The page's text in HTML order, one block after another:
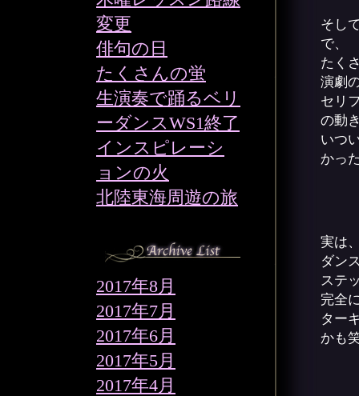
変更
俳句の日
たくさんの蛍
生演奏で踊るベリ
ーダンスWS1終了
インスピレーシ
ョンの火
北陸東海周遊の旅
2017年8月
2017年7月
2017年6月
2017年5月
2017年4月
そし
で、
たく
演劇
セリ
の動
いつ
かっ
実は
ダン
ステ
完全
ター
かも